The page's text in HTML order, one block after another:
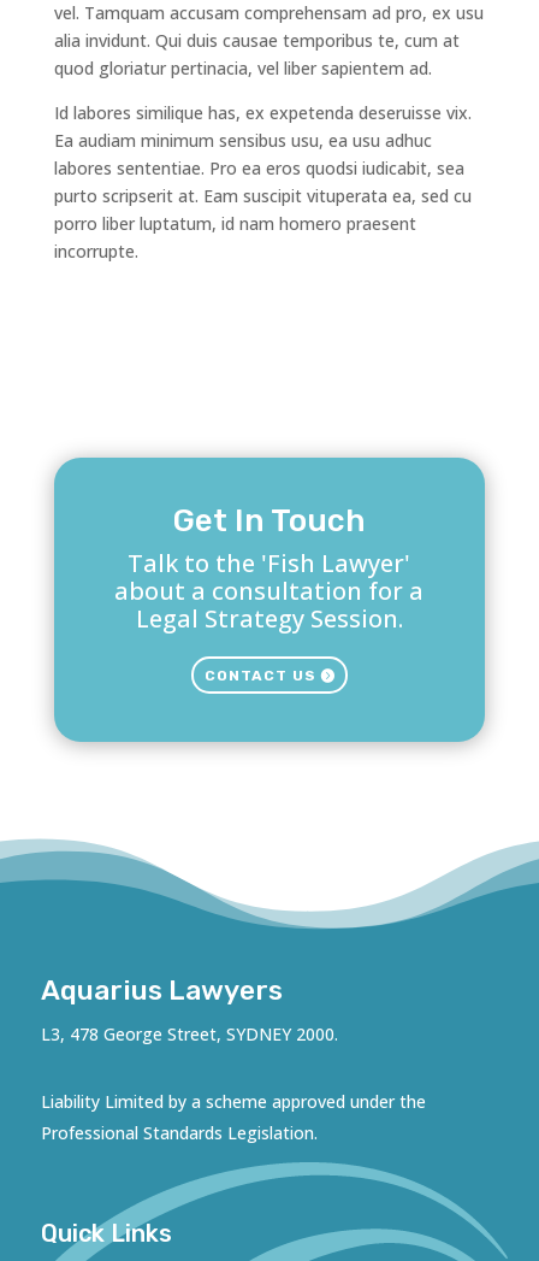
vel. Tamquam accusam comprehensam ad pro, ex usu
alia invidunt. Qui duis causae temporibus te, cum at
quod gloriatur pertinacia, vel liber sapientem ad.
Id labores similique has, ex expetenda deseruisse vix.
Ea audiam minimum sensibus usu, ea usu adhuc
labores sententiae. Pro ea eros quodsi iudicabit, sea
purto scripserit at. Eam suscipit vituperata ea, sed cu
porro liber luptatum, id nam homero praesent
incorrupte.
Get In Touch
Talk to the 'Fish Lawyer'
about a consultation for a
Legal Strategy Session.
CONTACT US
Aquarius Lawyers
L3, 478 George Street, SYDNEY 2000.
Liability Limited by a scheme approved under the
Professional Standards Legislation.
Quick Links